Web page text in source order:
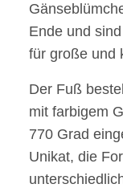
Ende und
für große und
Der Fuß
mit farbigem
770 Grad
Unikat, die